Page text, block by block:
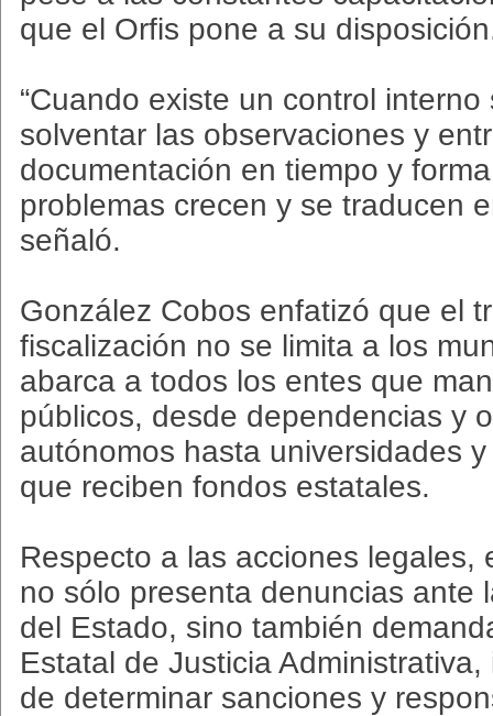
que el Orfis pone a su
“Cuando existe un control
solventar las observaciones y
documentación en tiempo y
problemas crecen y se traducen
señaló.
González Cobos enfatizó que el
fiscalización no se limita a los
abarca a todos los entes que
públicos, desde dependencias y
autónomos hasta universidades
que reciben fondos estatales.
Respecto a las acciones legales,
no sólo presenta denuncias ante
del Estado, sino también
Estatal de Justicia
de determinar sanciones y